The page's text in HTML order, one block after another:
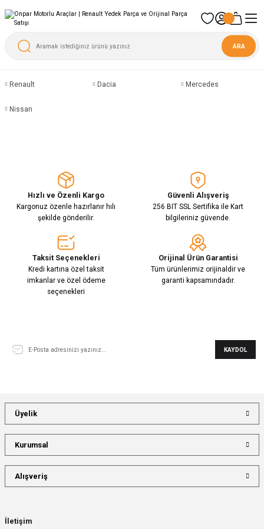
ARA
Renault Dacia Mercedes
Nissan
Hızlı ve Özenli Kargo
Kargonuz özenle hazırlanır hılı
şekilde gönderilir.
Güvenli Alışveriş
256 BIT SSL Sertifika ile Kart
bilgileriniz güvende.
Taksit Seçenekleri
Kredi kartına özel taksit
imkanlar ve özel ödeme
seçenekleri
Orijinal Ürün Garantisi
Tüm ürünlerimiz orijinaldir ve
garanti kapsamındadır.
KAYDOL
İletişim
Üyelik
Kurumsal
Alışveriş